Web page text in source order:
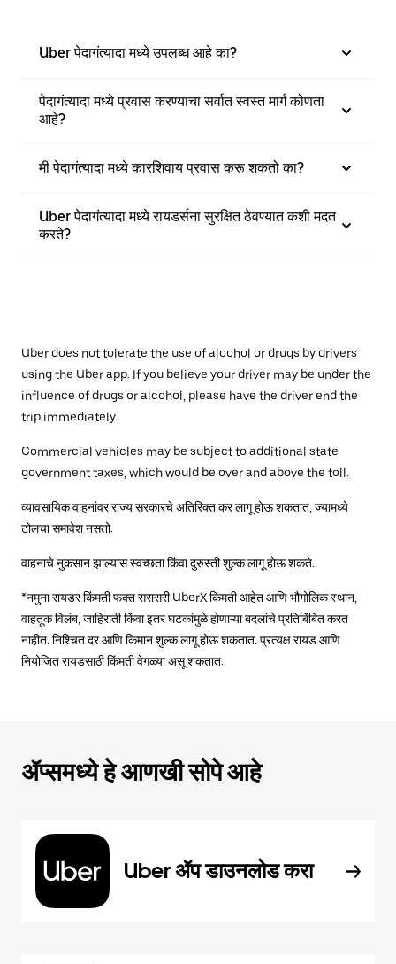
Uber पेदागंत्यादा मध्ये उपलब्ध आहे का?
पेदागंत्यादा मध्ये प्रवास करण्याचा सर्वात स्वस्त मार्ग कोणता
आहे?
मी पेदागंत्यादा मध्ये कारशिवाय प्रवास करू शकतो का?
Uber पेदागंत्यादा मध्ये रायडर्सना सुरक्षित ठेवण्यात कशी मदत
करते?
Uber does not tolerate the use of alcohol or drugs by drivers
using the Uber app. If you believe your driver may be under the
influence of drugs or alcohol, please have the driver end the
trip immediately.
Commercial vehicles may be subject to additional state
government taxes, which would be over and above the toll.
व्यावसायिक वाहनांवर राज्य सरकारचे अतिरिक्त कर लागू होऊ शकतात, ज्यामध्ये
टोलचा समावेश नसतो.
वाहनाचे नुकसान झाल्यास स्वच्छता किंवा दुरुस्ती शुल्क लागू होऊ शकते.
*नमुना रायडर किंमती फक्त सरासरी UberX किंमती आहेत आणि भौगोलिक स्थान,
वाहतूक विलंब, जाहिराती किंवा इतर घटकांमुळे होणाऱ्या बदलांचे प्रतिबिंबित करत
नाहीत. निश्चित दर आणि किमान शुल्क लागू होऊ शकतात. प्रत्यक्ष रायड आणि
नियोजित रायडसाठी किंमती वेगळ्या असू शकतात.
ॲप्समध्ये हे आणखी सोपे आहे
Uber ॲप डाउनलोड करा